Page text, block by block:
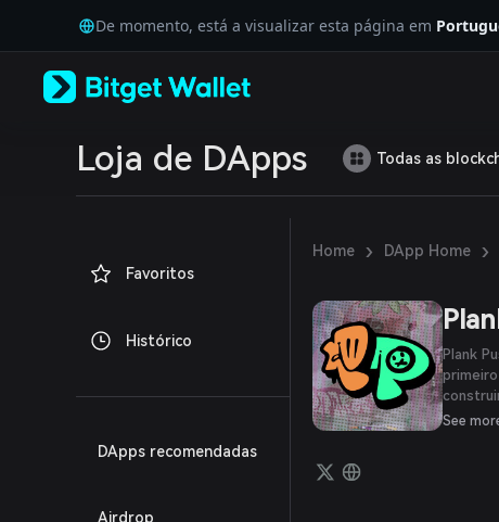
Tiếng Việt
Русский
Español (Latinoamérica)
Português (Portugal)
Bahasa Indonesia
Español (Argentina)
De momento, está a visualizar esta página em
Loja de DApps Todas as
Favoritos
Histórico
DApps recomendadas
Airdrop
Home › DApp Home ›
Plank
únicas
See